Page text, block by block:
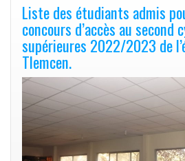
Liste des étudiants admis
concours d’accès au second
supérieures 2022/2023 de
Tlemcen.